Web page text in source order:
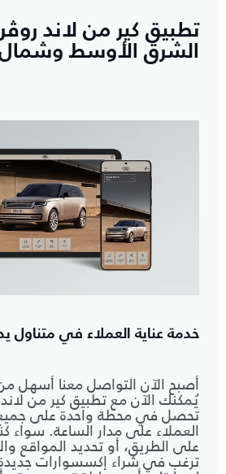
تطبيق كير من لاند
الشرق الأوسط وشمال
خدمة عناية العملاء في متناول
أصبح الآن التواصل معنا
تحصل في محطة واحدة على جميع
العملاء على مدار الساعة. سواء
ترغب في شراء إكسسوارات